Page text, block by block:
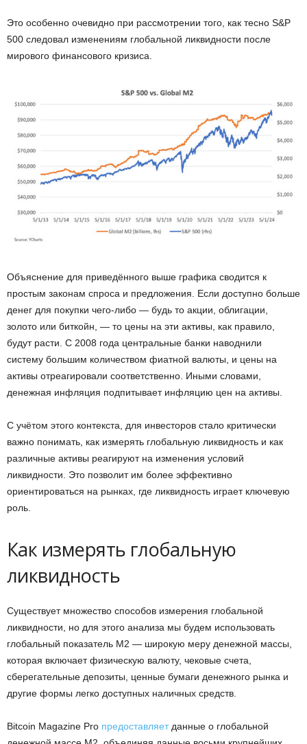
Это особенно очевидно при рассмотрении того, как тесно S&P
500 следовал изменениям глобальной ликвидности после
мирового финансового кризиса.
Объяснение для приведённого выше графика сводится к
простым законам спроса и предложения. Если доступно больше
денег для покупки чего-либо — будь то акции, облигации,
золото или биткойн, — то цены на эти активы, как правило,
будут расти. С 2008 года центральные банки наводнили
систему большим количеством фиатной валюты, и цены на
активы отреагировали соответственно. Иными словами,
денежная инфляция подпитывает инфляцию цен на активы.
С учётом этого контекста, для инвесторов стало критически
важно понимать, как измерять глобальную ликвидность и как
различные активы реагируют на изменения условий
ликвидности. Это позволит им более эффективно
ориентироваться на рынках, где ликвидность играет ключевую
роль.
Как измерять глобальную
ликвидность
Существует множество способов измерения глобальной
ликвидности, но для этого анализа мы будем использовать
глобальный показатель M2 — широкую меру денежной массы,
которая включает физическую валюту, чековые счета,
сберегательные депозиты, ценные бумаги денежного рынка и
другие формы легко доступных наличных средств.
Bitcoin Magazine Pro предоставляетданные о глобальной